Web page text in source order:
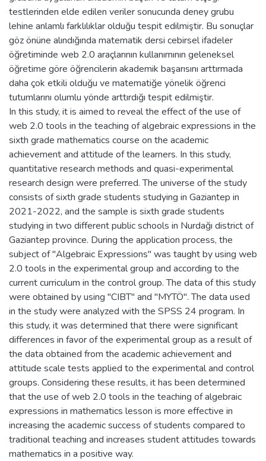
testlerinden elde edilen veriler sonucunda deney grubu
lehine anlamlı farklılıklar olduğu tespit edilmiştir. Bu sonuçlar
göz önüne alındığında matematik dersi cebirsel ifadeler
öğretiminde web 2.0 araçlarının kullanımının geleneksel
öğretime göre öğrencilerin akademik başarısını arttırmada
daha çok etkili olduğu ve matematiğe yönelik öğrenci
tutumlarını olumlu yönde arttırdığı tespit edilmiştir.
In this study, it is aimed to reveal the effect of the use of
web 2.0 tools in the teaching of algebraic expressions in the
sixth grade mathematics course on the academic
achievement and attitude of the learners. In this study,
quantitative research methods and quasi-experimental
research design were preferred. The universe of the study
consists of sixth grade students studying in Gaziantep in
2021-2022, and the sample is sixth grade students
studying in two different public schools in Nurdağı district of
Gaziantep province. During the application process, the
subject of "Algebraic Expressions" was taught by using web
2.0 tools in the experimental group and according to the
current curriculum in the control group. The data of this study
were obtained by using "CIBT" and "MYTÖ". The data used
in the study were analyzed with the SPSS 24 program. In
this study, it was determined that there were significant
differences in favor of the experimental group as a result of
the data obtained from the academic achievement and
attitude scale tests applied to the experimental and control
groups. Considering these results, it has been determined
that the use of web 2.0 tools in the teaching of algebraic
expressions in mathematics lesson is more effective in
increasing the academic success of students compared to
traditional teaching and increases student attitudes towards
mathematics in a positive way.